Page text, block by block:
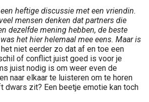
heftige discussie met een vriendin.
mensen denken dat partners die
dezelfde mening hebben, de beste
het hier helemaal mee eens. Maar is
niet eerder zo dat af en toe een
of conflict juist goed is voor je
juist nodig is om weer even de
naar elkaar te luisteren om te horen
dwars zit? Een beetje emotie kan toch